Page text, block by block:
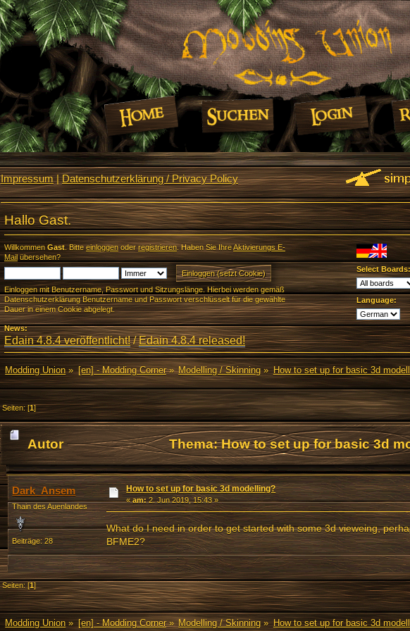
Impressum|Datenschutzerklärung / Privacy Policy
Hallo Gast.
Willkommen Gast. Bitte einloggenoderregistrieren. Haben Sie IhreAktivierungs E-
Mailübersehen?
Einloggen mit Benutzername, Passwort und Sitzungslänge. Hierbei werden gemäß
Datenschutzerklärung Benutzername und Passwort verschlüsselt für die gewählte
Dauer in einem Cookie abgelegt.
Select Boards:
Language:
News:
Edain 4.8.4 veröffentlicht!/Edain 4.8.4 released!
Modding Union» [en] - Modding Corner» Modelling / Skinning» How to set up for basic 3d
Seiten: [1]
Autor Thema: How to set up for basic 3d
11908 mal)
Dark_Ansem
Thain des Auenlandes
Beiträge: 28
How to set up for basic 3d modelling?
«am:2. Jun 2019, 15:43 »
What do I need in order to get started with some 3d vieweing,
BFME2?
Seiten: [1]
Modding Union» [en] - Modding Corner» Modelling / Skinning » How to set up for basic 3d